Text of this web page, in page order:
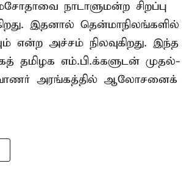
நாடாளுமன்ற சிறப்பு
இதனால் தென்மாநிலங்களில்
என்ற அச்சம் நிலவுகிறது. இந்த
தமிழக எம்.பி.க்களுடன் முதல்-
அரங்கத்தில் ஆலோசனைக்